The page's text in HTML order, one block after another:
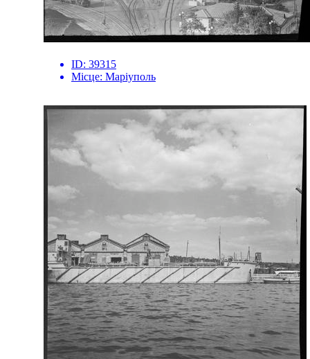
ID: 39315
Місце: Маріуполь